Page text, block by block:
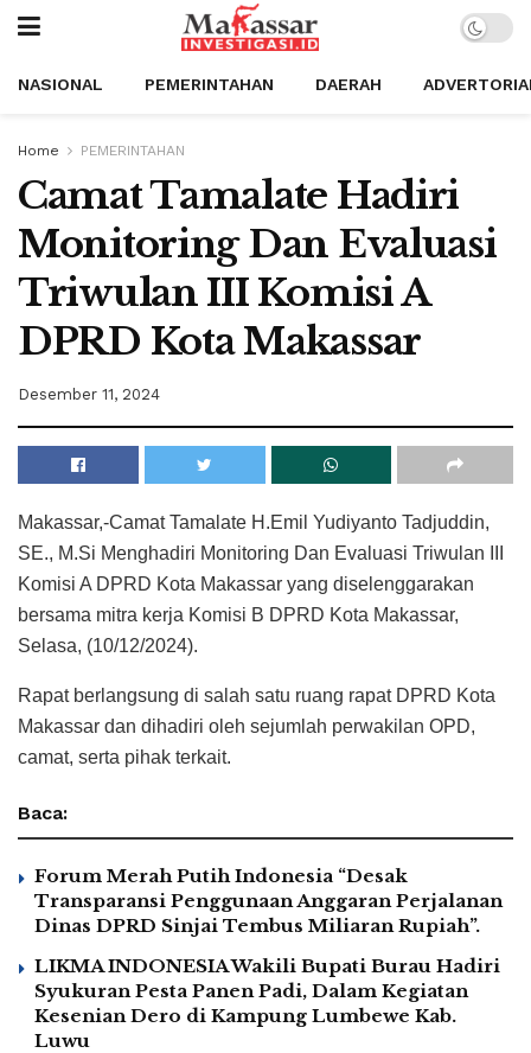
NASIONAL PEMERINTAHAN DAERAH
Home PEMERINTAHAN
Camat Tamalate Hadiri
Monitoring Dan Evaluasi
Triwulan III Komisi A
DPRD Kota Makassar
Desember 11, 2024
Makassar,-Camat Tamalate H.Emil Yudiyanto Tadjuddin,
SE., M.Si Menghadiri Monitoring Dan Evaluasi Triwulan III
Komisi A DPRD Kota Makassar yang diselenggarakan
bersama mitra kerja Komisi B DPRD Kota Makassar,
Selasa, (10/12/2024).
Rapat berlangsung di salah satu ruang rapat DPRD Kota
Makassar dan dihadiri oleh sejumlah perwakilan OPD,
camat, serta pihak terkait.
Baca:
Forum Merah Putih Indonesia “Desak
Transparansi Penggunaan Anggaran Perjalanan
Dinas DPRD Sinjai Tembus Miliaran Rupiah”.
LIKMA INDONESIA Wakili Bupati Burau Hadiri
Syukuran Pesta Panen Padi, Dalam Kegiatan
Kesenian Dero di Kampung Lumbewe Kab.
Luwu